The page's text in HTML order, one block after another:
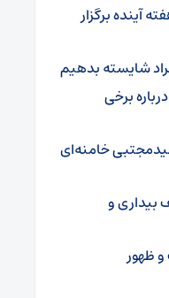
برگزار
شایسته بدهیم
برخی
خامنه‌ای
و
ظهور